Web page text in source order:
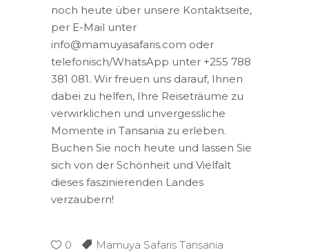
noch heute über unsere Kontaktseite,
per E-Mail unter
info@mamuyasafaris.com oder
telefonisch/WhatsApp unter +255 788
381 081. Wir freuen uns darauf, Ihnen
dabei zu helfen, Ihre Reiseträume zu
verwirklichen und unvergessliche
Momente in Tansania zu erleben.
Buchen Sie noch heute und lassen Sie
sich von der Schönheit und Vielfalt
dieses faszinierenden Landes
verzaubern!
0 Mamuya Safaris Tansania